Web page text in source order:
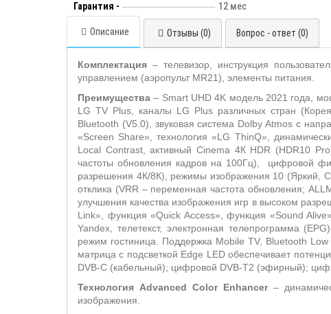
Гарантия -
12 мес
Описание Отзывы (0) Вопрос - ответ (0)
Комплектация– телевизор, инструкция
управлением (аэропульт MR21), элементы питания.
Преимущества– Smart UHD 4K модель 2021 года,
LG TV Plus, каналы LG Plus различных стран
Bluetooth (V5.0), звуковая система Dolby Atmos с
«Screen Share», технология «LG ThinQ»,
Local Contrast, активный Cinema 4К HDR (HDR10
частоты обновления кадров на 100Гц), цифровой
разрешения 4К/8К), режимы изображения 10 (Яркий,
отклика (VRR – переменная частота обновления;
улучшения качества изображения игр в высоком
Link», функция «Quick Access», функция «Sound
Yandex, телетекст, электронная телепрограмма
режим гостиница. Поддержка Mobile TV, Bluetooth
матрица с подсветкой Edge LED обеспечивает
DVB-C (кабельный); цифровой DVB-T2 (эфирный);
Технология Advanced Color Enhancer–
изображения.